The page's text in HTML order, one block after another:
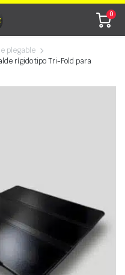
0
plegable
rígido tipo Tri-Fold para